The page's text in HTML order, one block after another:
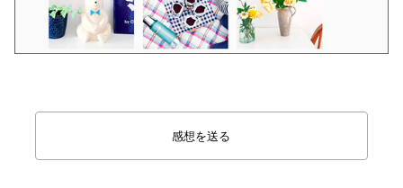
感想を送る